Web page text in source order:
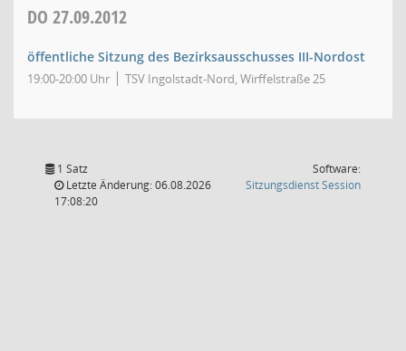
DO 27.09.2012
öffentliche Sitzung des Bezirksausschusses III-Nordost
19:00-20:00 Uhr TSV Ingolstadt-Nord, Wirffelstraße 25
1 Satz
Letzte Änderung: 06.08.2026
17:08:20
Software:
SitzungsdienstSession(Wird in